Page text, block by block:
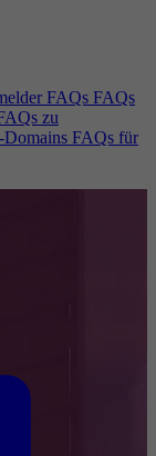
FAQs FAQs
zu
FAQs für